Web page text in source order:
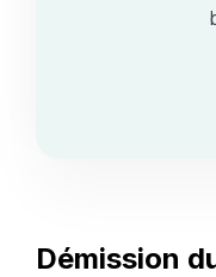
Démission